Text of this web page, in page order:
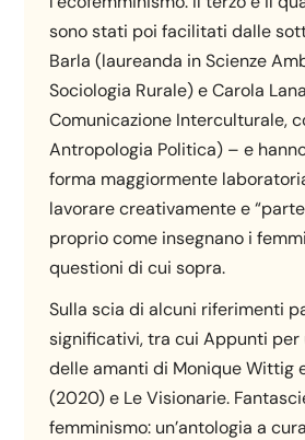
sono stati poi facilitati dalle
Barla (laureanda in Scienze
Sociologia Rurale) e Carola
Comunicazione Interculturale,
Antropologia Politica) – e
forma maggiormente
lavorare creativamente e
proprio come insegnano i
questioni di cui sopra.
Sulla scia di alcuni riferimenti
significativi, tra cui Appunti per
delle amanti di Monique Wittig
(2020) e Le Visionarie.
femminismo: un’antologia a